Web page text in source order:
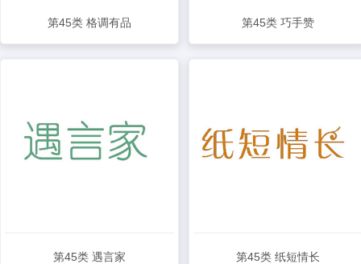
第45类 格调有品 第45类 巧手赞
第45类 遇言家 第45类 纸短情长